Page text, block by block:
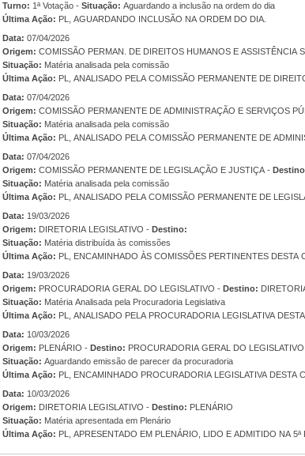
Turno:
1ª Votação - Situação: Aguardando a inclusão na ordem do dia
Última Ação: PL, AGUARDANDO INCLUSÃO NA ORDEM DO DIA.
Data: 07/04/2026
Origem:
Situação: Matéria analisada pela comissão
Última Ação: PL, ANALISADO PELA COMISSÃO PERMANENTE DE
Data: 07/04/2026
Origem:
Situação: Matéria analisada pela comissão
Última Ação: PL, ANALISADO PELA COMISSÃO PERMANENTE DE
Data: 07/04/2026
Origem:
COMISSÃO PERMANENTE DE LEGISLAÇÃO E JUSTIÇA -
Situação: Matéria analisada pela comissão
Última Ação: PL, ANALISADO PELA COMISSÃO PERMANENTE DE
Data: 19/03/2026
Origem:
DIRETORIA LEGISLATIVO - Destino:
Situação: Matéria distribuída às comissões
Última Ação: PL, ENCAMINHADO ÀS COMISSÕES PERTINENTES DESTA
Data: 19/03/2026
Origem:
PROCURADORIA GERAL DO LEGISLATIVO - Destino:
Situação: Matéria Analisada pela Procuradoria Legislativa
Última Ação: PL, ANALISADO PELA PROCURADORIA LEGISLATIVA DESTA
Data: 10/03/2026
Origem:
PLENÁRIO - Destino: PROCURADORIA GERAL DO LEGISLATIVO
Situação: Aguardando emissão de parecer da procuradoria
Última Ação: PL, ENCAMINHADO PROCURADORIA LEGISLATIVA DESTA
Data: 10/03/2026
Origem:
DIRETORIA LEGISLATIVO - Destino: PLENÁRIO
Situação: Matéria apresentada em Plenário
Última Ação: PL, APRESENTADO EM PLENÁRIO, LIDO E ADMITIDO NA